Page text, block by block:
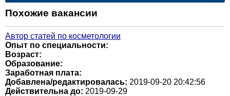
Похожие вакансии
Автор статей по косметологии
Опыт по специальности:
Возраст:
Образование:
Заработная плата:
Добавлена/редактировалась: 2019-09-20 20:42:56
Действительна до: 2019-09-29